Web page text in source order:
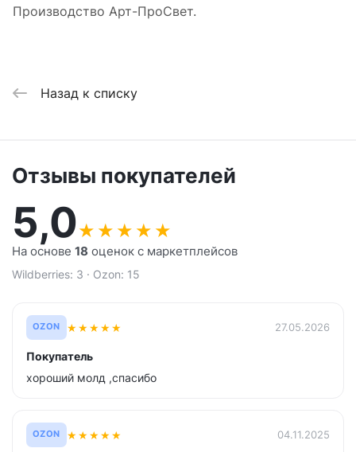
Производство Арт-ПроСвет.
Назад к списку
Отзывы покупателей
5,0★ ★ ★ ★ ★
На основе 18 оценок с маркетплейсов
Wildberries: 3 · Ozon: 15
OZON ★★★★★ 27.05.2026
Покупатель
хороший молд ,спасибо
OZON ★★★★★ 04.11.2025